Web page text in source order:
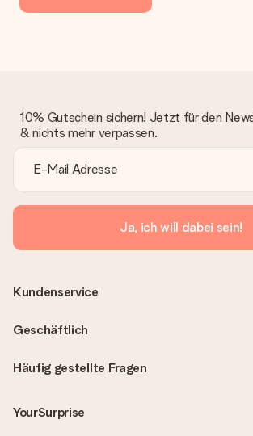
10% Gutschein sichern! Jetzt für den
& nichts mehr verpassen.
Ja, ich will dabei sein!
Häufig gestellte Fragen
YourSurprise
Kundenservice
Geschäftlich